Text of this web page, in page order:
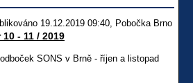
19.12.2019 09:40, Pobočka Brno
- 11 / 2019
SONS v Brně - říjen a listopad